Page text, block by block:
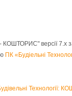
КОШТОРИС" версії 7.х
ПК «Будіельні
Технології: